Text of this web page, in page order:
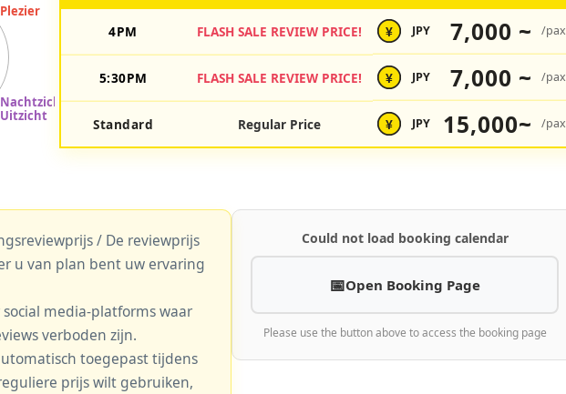
4PM FLASH SALE REVIEW PRICE! ¥ JPY 7,000 ~ /pax
5:30PM FLASH SALE REVIEW PRICE! ¥ JPY 7,000 ~ /pax
Standard Regular Price ¥ JPY 15,000~ /pax
/ De reviewprijs
u van plan bent uw ervaring
media-platforms waar
verboden zijn.
toegepast tijdens
prijs wilt gebruiken,
Could not load booking calendar
Open Booking Page
Please use the button above to access the booking page